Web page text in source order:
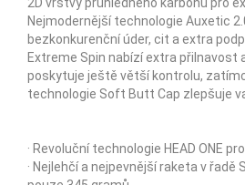
Nejmodernější technologie Auxetic
bezkonkurenční úder, cit a extra
Extreme Spin nabízí extra přilnavost
poskytuje ještě větší kontrolu,
technologie Soft Butt Cap zlepšuje
· Revoluční technologie HEAD ONE
· Nejlehčí a nejpevnější raketa v řadě